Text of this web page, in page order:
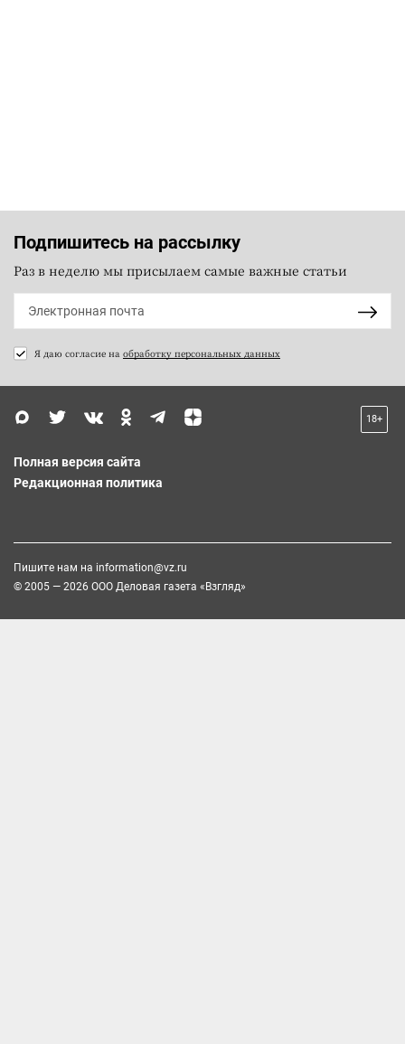
Подпишитесь на рассылку
Раз в неделю мы присылаем самые важные статьи
Я даю согласие на обработку персональных данных
18+
Полная версия сайта
Редакционная политика
Пишите нам на information@vz.ru
© 2005 — 2026 ООО Деловая газета «Взгляд»